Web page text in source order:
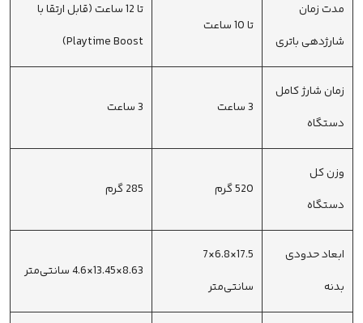
مدت زمان
شارژدهی باتری
تا 10 ساعت
تا 12 ساعت (قابل ارتقا با
Playtime Boost)
زمان شارژ کامل
دستگاه
3 ساعت 3 ساعت
وزن کل
دستگاه
520 گرم 285 گرم
ابعاد حدودی
بدنه
17.5×6.8×7
سانتی‌متر
8.63×13.45×4.6 سانتی‌متر